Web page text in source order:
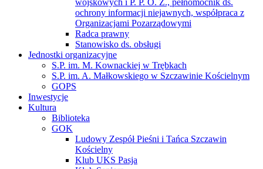
wojskowych i P. P. O. Ż., pełnomocnik ds.
ochrony informacji niejawnych, współpraca z
Organizacjami Pozarządowymi
Radca prawny
Stanowisko ds. obsługi
Jednostki organizacyjne
S.P. im. M. Kownackiej w Trębkach
S.P. im. A. Małkowskiego w Szczawinie Kościelnym
GOPS
Inwestycje
Kultura
Biblioteka
GOK
Ludowy Zespół Pieśni i Tańca Szczawin
Kościelny
Klub UKS Pasja